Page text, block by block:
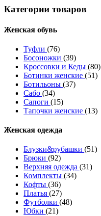
Категории товаров
Женcкая обувь
Туфли (76)
Босоножки (39)
Кроссовки и Кеды (80)
Ботинки женские (51)
Ботильоны (37)
Сабо (34)
Сапоги (15)
Тапочки женские (13)
Женская одежда
Блузки&рубашки (51)
Брюки (92)
Верхняя одежда (31)
Комплекты (34)
Кофты (36)
Платья (27)
Футболки (48)
Юбки (21)